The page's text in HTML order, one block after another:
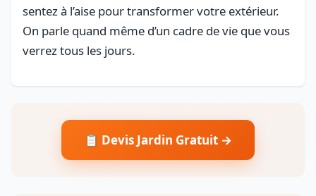
sentez à l’aise pour transformer votre extérieur.
On parle quand même d’un cadre de vie que vous
verrez tous les jours.
📋 Devis Jardin Gratuit →